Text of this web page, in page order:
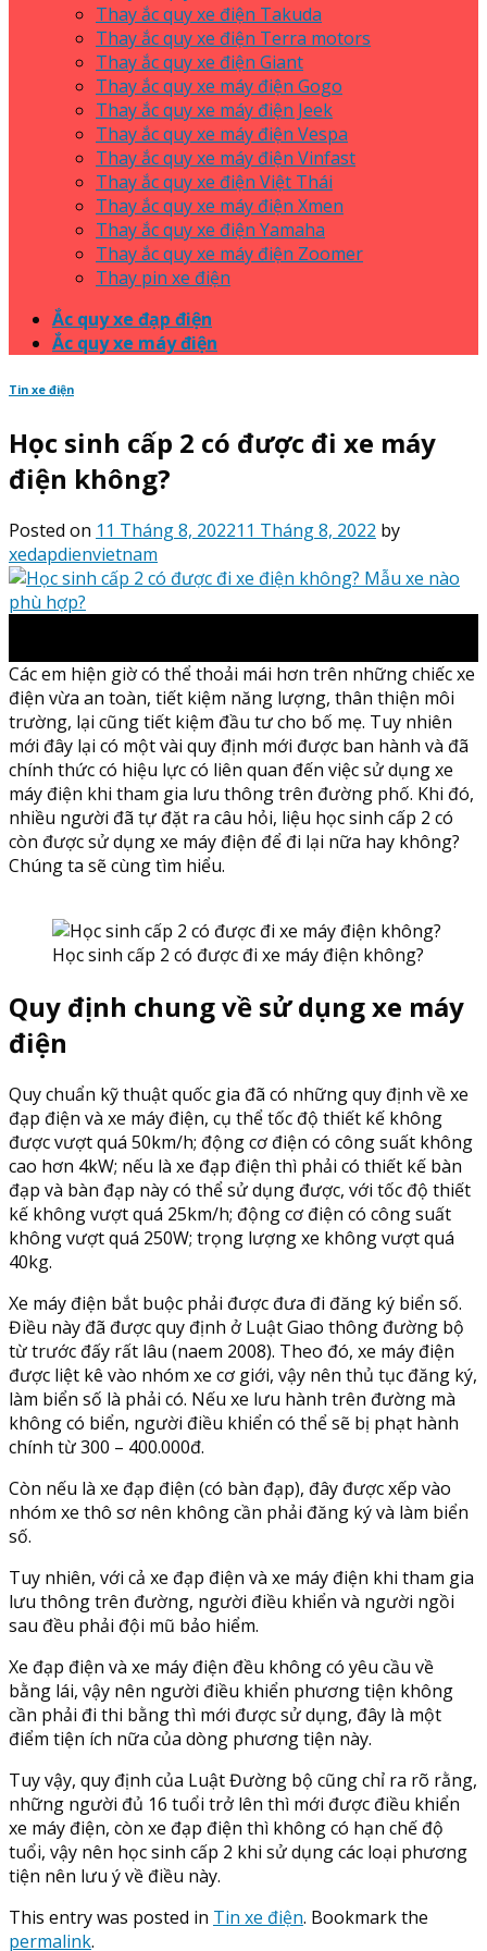
Thay ắc quy xe điện Takuda
Thay ắc quy xe điện Terra motors
Thay ắc quy xe điện Giant
Thay ắc quy xe máy điện Gogo
Thay ắc quy xe máy điện Jeek
Thay ắc quy xe máy điện Vespa
Thay ắc quy xe máy điện Vinfast
Thay ắc quy xe điện Việt Thái
Thay ắc quy xe máy điện Xmen
Thay ắc quy xe điện Yamaha
Thay ắc quy xe máy điện Zoomer
Thay pin xe điện
Ắc quy xe đạp điện
Ắc quy xe máy điện
Tin xe điện
Học sinh cấp 2 có được đi xe máy
điện không?
Posted on 11 Tháng 8, 202211 Tháng 8, 2022 by
xedapdienvietnam
Các em hiện giờ có thể thoải mái hơn trên những chiếc xe
điện vừa an toàn, tiết kiệm năng lượng, thân thiện môi
trường, lại cũng tiết kiệm đầu tư cho bố mẹ. Tuy nhiên
mới đây lại có một vài quy định mới được ban hành và đã
chính thức có hiệu lực có liên quan đến việc sử dụng xe
máy điện khi tham gia lưu thông trên đường phố. Khi đó,
nhiều người đã tự đặt ra câu hỏi, liệu học sinh cấp 2 có
còn được sử dụng xe máy điện để đi lại nữa hay không?
Chúng ta sẽ cùng tìm hiểu.
Học sinh cấp 2 có được đi xe máy điện không?
Quy định chung về sử dụng xe máy
điện
Quy chuẩn kỹ thuật quốc gia đã có những quy định về xe
đạp điện và xe máy điện, cụ thể tốc độ thiết kế không
được vượt quá 50km/h; động cơ điện có công suất không
cao hơn 4kW; nếu là xe đạp điện thì phải có thiết kế bàn
đạp và bàn đạp này có thể sử dụng được, với tốc độ thiết
kế không vượt quá 25km/h; động cơ điện có công suất
không vượt quá 250W; trọng lượng xe không vượt quá
40kg.
Xe máy điện bắt buộc phải được đưa đi đăng ký biển số.
Điều này đã được quy định ở Luật Giao thông đường bộ
từ trước đấy rất lâu (naem 2008). Theo đó, xe máy điện
được liệt kê vào nhóm xe cơ giới, vậy nên thủ tục đăng ký,
làm biển số là phải có. Nếu xe lưu hành trên đường mà
không có biển, người điều khiển có thể sẽ bị phạt hành
chính từ 300 – 400.000đ.
Còn nếu là xe đạp điện (có bàn đạp), đây được xếp vào
nhóm xe thô sơ nên không cần phải đăng ký và làm biển
số.
Tuy nhiên, với cả xe đạp điện và xe máy điện khi tham gia
lưu thông trên đường, người điều khiển và người ngồi
sau đều phải đội mũ bảo hiểm.
Xe đạp điện và xe máy điện đều không có yêu cầu về
bằng lái, vậy nên người điều khiển phương tiện không
cần phải đi thi bằng thì mới được sử dụng, đây là một
điểm tiện ích nữa của dòng phương tiện này.
Tuy vậy, quy định của Luật Đường bộ cũng chỉ ra rõ rằng,
những người đủ 16 tuổi trở lên thì mới được điều khiển
xe máy điện, còn xe đạp điện thì không có hạn chế độ
tuổi, vậy nên học sinh cấp 2 khi sử dụng các loại phương
tiện nên lưu ý về điều này.
This entry was posted in Tin xe điện. Bookmark the
permalink.